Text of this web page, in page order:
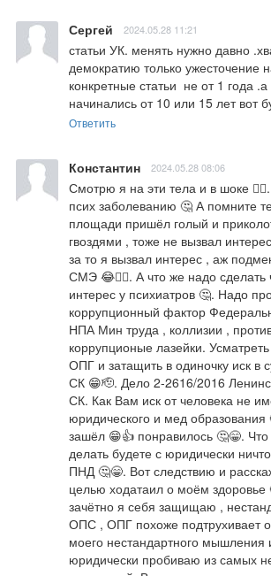
Сергей 2024.05.28 11:21
статьи УК. менять нужно давно
демократию только ужесточение
конкретные статьи  не от 1 года
начинались от 10 или 15 лет вот
Ответить
Константин 2024.05.28 08:06
Смотрю я на эти тела и в шоке
псих заболеванию 🤔 А помните
площади пришёл голый и
гвоздями , тоже не вызвал
за то я вызвал интерес , аж
СМЭ 😂🤦‍♂️. А что же надо сделать
интерес у психиатров 🤔. Надо
коррупционный фактор
НПА Мин труда , коллизии ,
коррупционые лазейки.
ОПГ и затащить в одиночку иск
СК 😁🫡. Дело 2-2616/2016
СК. Как Вам иск от человека не
юридического и мед образования
зашёл 😁👍 понравилось 🤔😁.
делать будете с юридически
ПНД 🤔😁. Вот следствию и
целью ходатаил о моём
зачётно я себя защищаю ,
ОПС , ОПГ похоже подтрухивает
моего нестандартного мышления
юридически пробиваю из самых